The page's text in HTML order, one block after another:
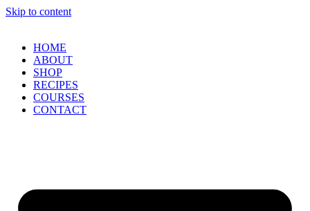
Skip to content
HOME
ABOUT
SHOP
RECIPES
COURSES
CONTACT